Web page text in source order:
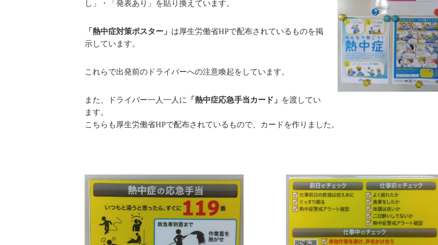
し」・「発表あり」を貼り換えています。
「熱中症対策ポスター」 は厚生労働省HPで配布されているものを掲
示しています。
これらで出発前のドライバーへの注意喚起をしています。
また、ドライバー一人一人に 「熱中症応急手当カード」
を渡してい
ます。
こちらも厚生労働省HPで配布されているもので、カードを作りました。